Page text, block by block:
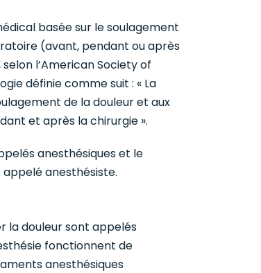
basée sur le soulagement
(avant, pendant ou après
l’American Society of
définie comme suit : « La
de la douleur et aux
et après la chirurgie ».
anesthésiques et le
anesthésiste.
la douleur sont appelés
fonctionnent de
anesthésiques
25MG BT
/ ANESTHESIOLOGIE